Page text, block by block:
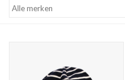
Waterkaart